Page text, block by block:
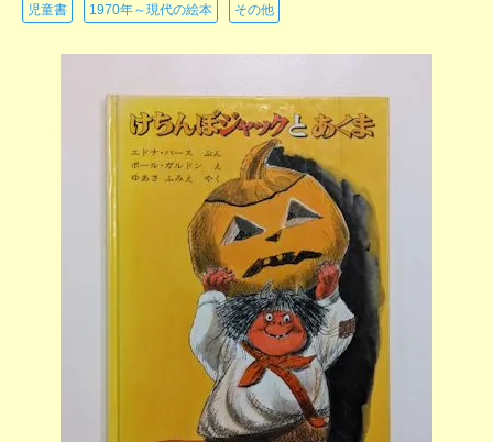
児童書 1970年～現代の絵本 その他